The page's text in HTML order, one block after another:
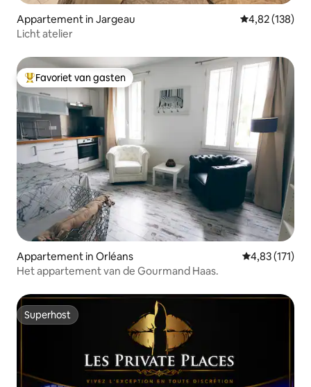
Appartement in Jargeau Gemiddelde
4,82 (138)
Licht atelier
Topfavoriet van gasten
Favoriet van gasten
Appartement in Orléans Gemiddelde
4,83 (171)
Het appartement van de Gourmand Haas.
Superhost
Superhost